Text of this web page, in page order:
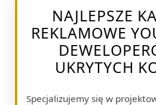
NAJLEPSZE
REKLAMOWE
UKRYTYCH
Specjalizujemy się w